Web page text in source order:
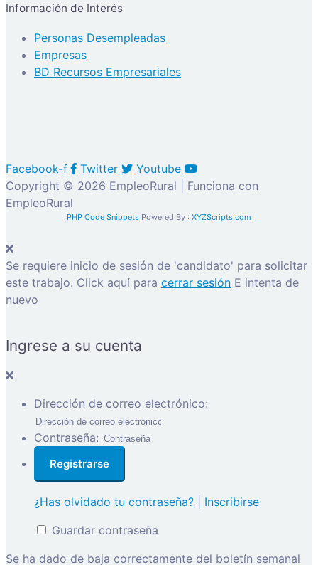
Información de Interés
Personas Desempleadas
Empresas
BD Recursos Empresariales
Facebook-f Twitter
Youtube
Copyright © 2026 EmpleoRural | Funciona con
EmpleoRural
PHP Code Snippets Powered By : XYZScripts.com
Se requiere inicio de sesión de 'candidato' para solicitar
este trabajo. Click aquí para cerrar sesión E intenta de
nuevo
Ingrese a su cuenta
Dirección de correo electrónico:
Contraseña:
¿Has olvidado tu contraseña?
Inscribirse
Guardar contraseña
Se ha dado de baja correctamente del boletín semanal